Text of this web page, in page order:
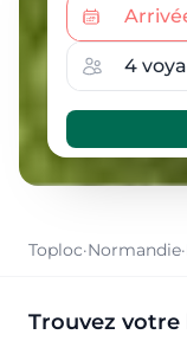
Toploc·Normandie·
Trouvez